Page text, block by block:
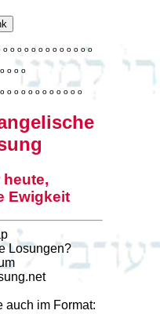
o o o o o o o o o o o o o
o o o o
o o o o o o o o o o o o
Ewigkeit
Losungen?
auch im Format: